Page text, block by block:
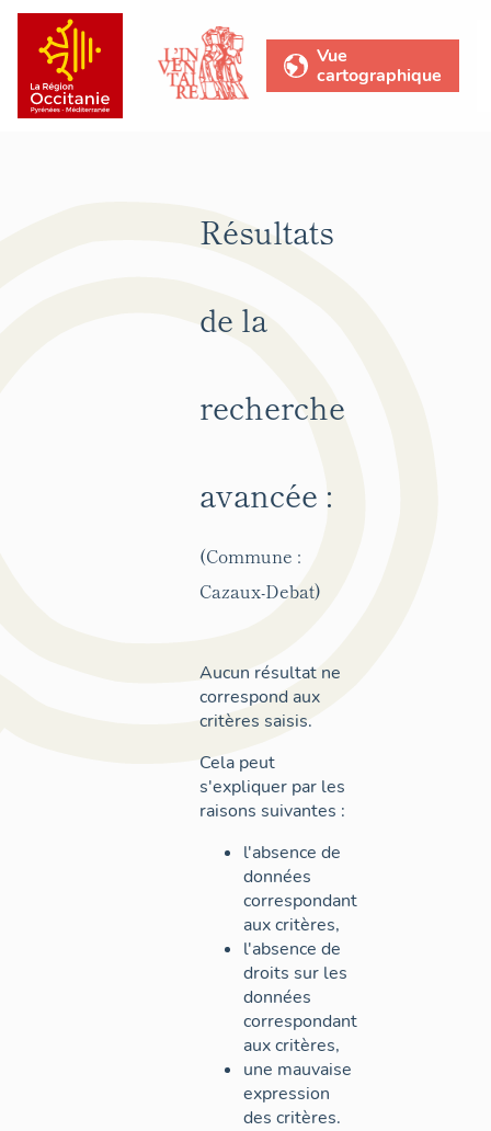
Vue
cartographique
Résultats
de la
recherche
avancée :
(Commune :
Cazaux-Debat)
Aucun résultat ne
correspond aux
critères saisis.
Cela peut
s'expliquer par les
raisons suivantes :
l'absence de
données
correspondant
aux critères,
l'absence de
droits sur les
données
correspondant
aux critères,
une mauvaise
expression
des critères.